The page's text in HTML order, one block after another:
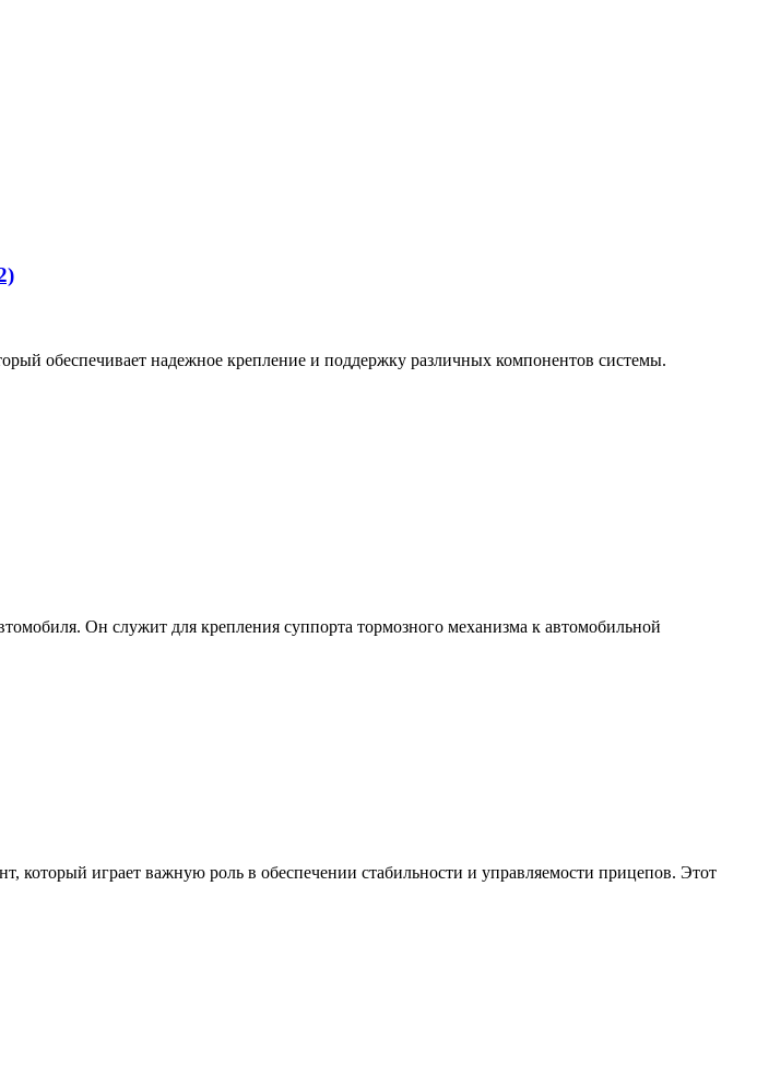
обеспечивает надежное крепление и поддержку различных компонентов системы.
Он служит для крепления суппорта тормозного механизма к автомобильной
который играет важную роль в обеспечении стабильности и управляемости прицепов. Этот